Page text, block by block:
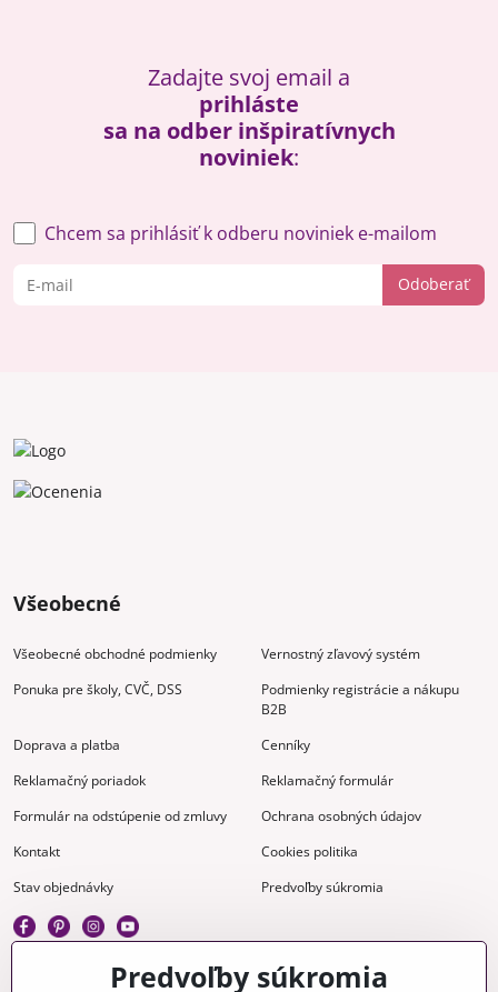
Zadajte svoj email a
prihláste
sa na odber inšpiratívnych
noviniek:
Odoberať
Chcem sa prihlásiť k odberu noviniek e-mailom
Všeobecné
Všeobecné obchodné podmienky
Vernostný zľavový systém
Ponuka pre školy, CVČ, DSS
Podmienky registrácie a nákupu
B2B
Doprava a platba
Cenníky
Reklamačný poriadok
Reklamačný formulár
Formulár na odstúpenie od zmluvy
Ochrana osobných údajov
Kontakt
Cookies politika
Stav objednávky
Predvoľby súkromia
Predvoľby súkromia